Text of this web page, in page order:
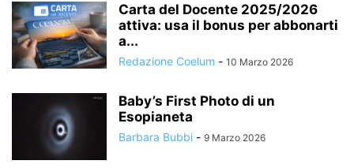
Carta del Docente 2025/2026
attiva: usa il bonus per abbonarti
a...
Redazione Coelum - 10 Marzo 2026
Baby’s First Photo di un
Esopianeta
Barbara Bubbi - 9 Marzo 2026